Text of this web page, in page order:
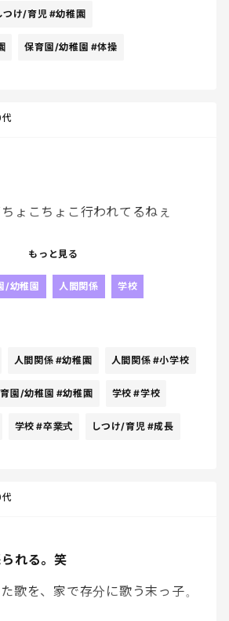
つけ/育児 #幼稚園
保育園/幼稚園 #体操
ょこちょこ行われてるねぇ
学校卒業したり
のに、小さい頃からしってる子
もっと見る
/幼稚園 人間関係 学校
人間関係 #幼稚園 人間関係 #小学校
園/幼稚園 #幼稚園 学校 #学校
学校 #卒業式 しつけ/育児 #成長
れる。笑
歌を、家で存分に歌う末っ子。